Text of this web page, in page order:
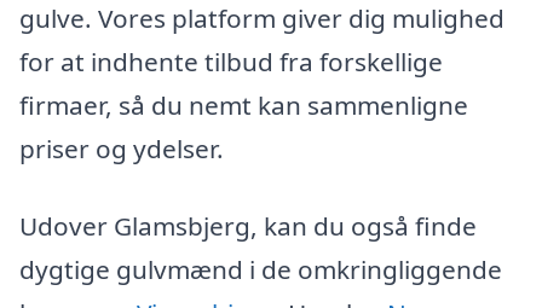
gulve. Vores platform giver dig mulighed
for at indhente tilbud fra forskellige
firmaer, så du nemt kan sammenligne
priser og ydelser.
Udover Glamsbjerg, kan du også finde
dygtige gulvmænd i de omkringliggende